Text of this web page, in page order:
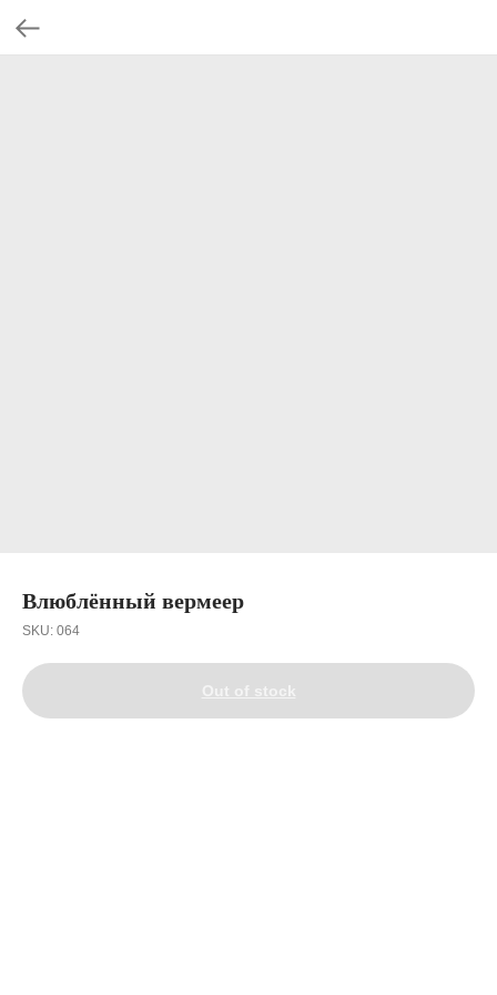
Влюблённый вермеер
SKU: 064